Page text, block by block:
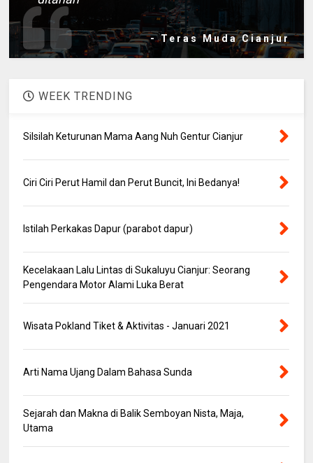
- Teras Muda Cianjur
WEEK TRENDING
Silsilah Keturunan Mama Aang Nuh Gentur Cianjur
Ciri Ciri Perut Hamil dan Perut Buncit, Ini Bedanya!
Istilah Perkakas Dapur (parabot dapur)
Kecelakaan Lalu Lintas di Sukaluyu Cianjur: Seorang
Pengendara Motor Alami Luka Berat
Wisata Pokland Tiket & Aktivitas - Januari 2021
Arti Nama Ujang Dalam Bahasa Sunda
Sejarah dan Makna di Balik Semboyan Nista, Maja,
Utama